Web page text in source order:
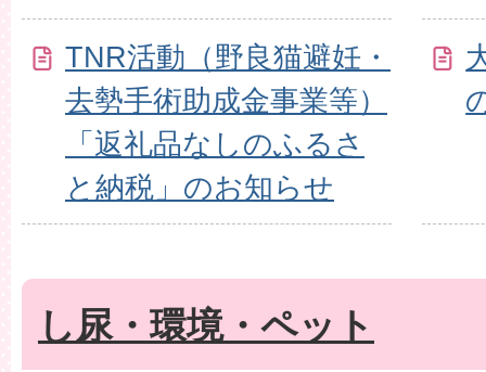
TNR活動（野良猫避妊・
去勢手術助成金事業等）
「返礼品なしのふるさ
と納税」のお知らせ
し尿・環境・ペット